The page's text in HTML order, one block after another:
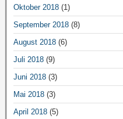
Oktober 2018 (1)
September 2018 (8)
August 2018 (6)
Juli 2018 (9)
Juni 2018 (3)
Mai 2018 (3)
April 2018 (5)